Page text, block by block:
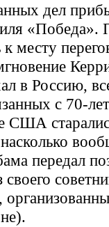
дел
«Победа».
месту
в Россию,
с 70-
США
передал